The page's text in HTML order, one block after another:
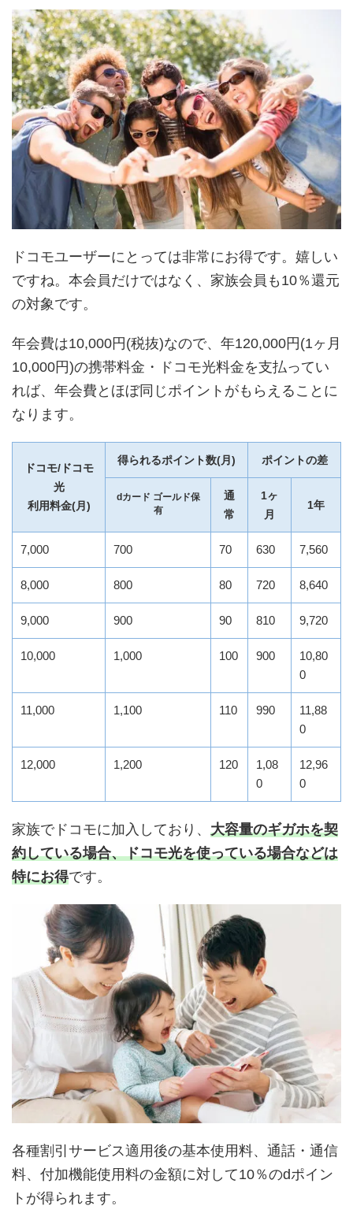
ドコモユーザーにとっては非常にお得です。嬉しい
ですね。本会員だけではなく、家族会員も10％還元
の対象です。
年会費は10,000円(税抜)なので、年120,000円(1ヶ月
10,000円)の携帯料金・ドコモ光料金を支払ってい
れば、年会費とほぼ同じポイントがもらえることに
なります。
ドコモ/ドコモ
光
利用料金(月)
得られるポイント数(月) ポイントの差
dカード ゴールド保
有
通
常
1ヶ
月
1年
7,000 700 70 630 7,560
8,000 800 80 720 8,640
9,000 900 90 810 9,720
10,000 1,000 100 900
10,80
0
11,000 1,100 110 990
11,88
0
12,000 1,200 120
1,08
0
12,96
0
家族でドコモに加入しており、 大容量のギガホを契
約している場合、ドコモ光を使っている場合などは
特にお得です。
各種割引サービス適用後の基本使用料、通話・通信
料、付加機能使用料の金額に対して10％のdポイン
トが得られます。